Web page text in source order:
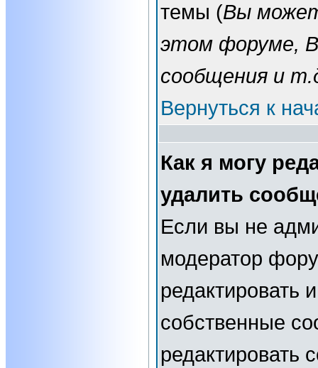
темы (Вы
этом форуме,
сообщения и
Вернуться к
Как я могу
удалить
Если вы не
модератор
редактировать
собственные
редактировать